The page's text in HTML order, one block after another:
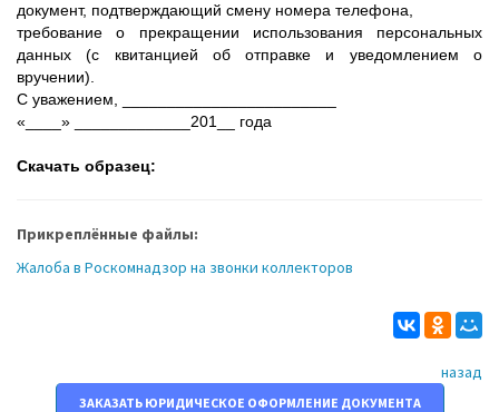
документ, подтверждающий смену номера телефона,
требование о прекращении использования персональных
данных (с квитанцией об отправке и уведомлением о
вручении).
С уважением, ________________________
«____» _____________201__ года
Скачать образец:
Прикреплённые файлы:
Жалоба в Роскомнадзор на звонки коллекторов
назад
ЗАКАЗАТЬ ЮРИДИЧЕСКОЕ ОФОРМЛЕНИЕ ДОКУМЕНТА